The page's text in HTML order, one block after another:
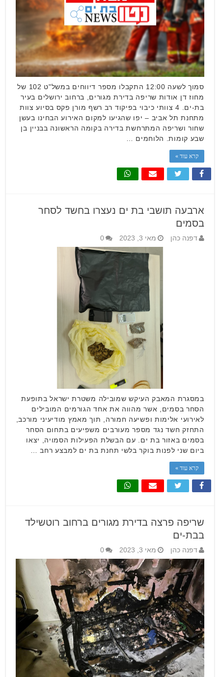
סמוך לשעה 12:00 התקבלו מספר דיווחים במשל"ט 102 של
מחוז דן אודות שריפה בדירת מגורים, ברחוב ירושלים בעיר
בת-ים. 4 צוותי כיבוי בפיקוד רב רשף מורן פקס בסיוע צוות
מתחנת תל אביב – יפו שהגיעו למקום האירוע הבחינו בעשן
שחור ושריפה המתרחשת בדירה בקומה הראשונה בבניין בן
שבע קומות. הלוחמים …
קרא עוד »
ארבעה תושבי בת ים נעצרו בחשד לסחר
בסמים
דפנה כהן מאי 3, 2023 0
במסגרת המאבק העיקש שמובילה משטרת ישראל בתופעת
הסחר בסמים, אשר מהווה את אחד הגורמים המובילים
לאירועי אלימות ופשיעה חמורה, תוך מאמץ מודיעיני מורכב,
התחזק חשד נגד מספר מעורבים משפיעים בתחום הסחר
בסמים באזור בת ים. עם הבשלת הפעילות הסמויה, יצאו
ביום שני לפנות בוקר בלשי תחנת בת ים למבצע רחב …
קרא עוד »
שריפה פרצה בדירת מגורים ברחוב רוטשילד
בבת-ים
דפנה כהן מאי 3, 2023 0